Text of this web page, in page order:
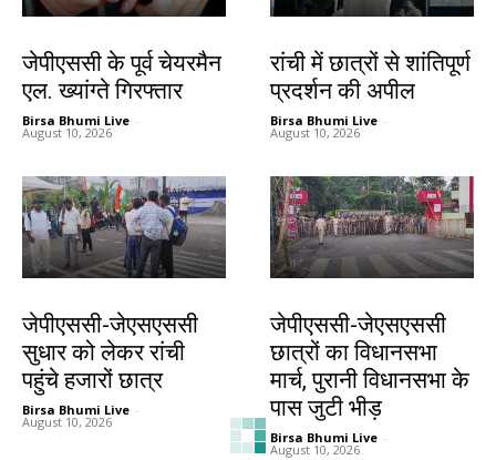
जेपीएससी के पूर्व चेयरमैन
एल. ख्यांग्ते गिरफ्तार
Birsa Bhumi Live -
August 10, 2026
रांची में छात्रों से शांतिपूर्ण
प्रदर्शन की अपील
Birsa Bhumi Live -
August 10, 2026
जेपीएससी-जेएसएससी
सुधार को लेकर रांची
पहुंचे हजारों छात्र
Birsa Bhumi Live -
August 10, 2026
जेपीएससी-जेएसएससी
छात्रों का विधानसभा
मार्च, पुरानी विधानसभा के
पास जुटी भीड़
Birsa Bhumi Live -
August 10, 2026